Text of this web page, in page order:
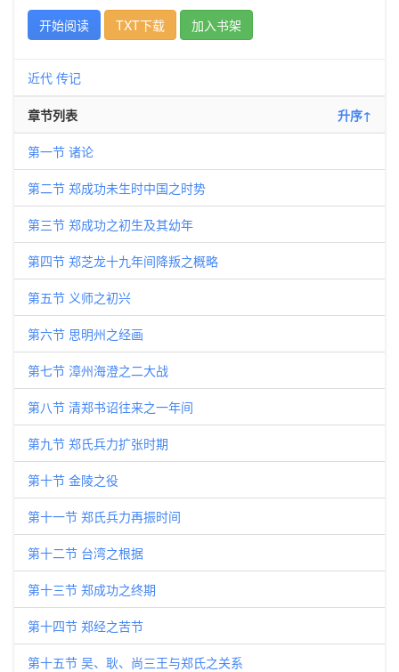
开始阅读
TXT下载 加入书架
近代 传记
章节列表 升序↑
第一节 诸论
第二节 郑成功未生时中国之时势
第三节 郑成功之初生及其幼年
第四节 郑芝龙十九年间降叛之概略
第五节 义师之初兴
第六节 思明州之经画
第七节 漳州海澄之二大战
第八节 清郑书诏往来之一年间
第九节 郑氏兵力扩张时期
第十节 金陵之役
第十一节 郑氏兵力再振时间
第十二节 台湾之根据
第十三节 郑成功之终期
第十四节 郑经之苦节
第十五节 吴、耿、尚三王与郑氏之关系